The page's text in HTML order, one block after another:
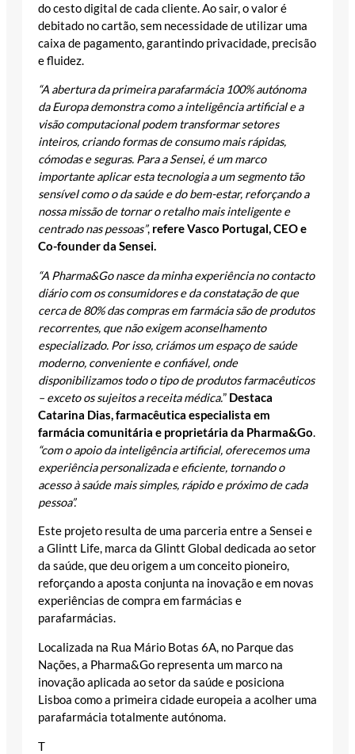
do cesto digital de cada cliente. Ao sair, o valor é
debitado no cartão, sem necessidade de utilizar uma
caixa de pagamento, garantindo privacidade, precisão
e fluidez.
“A abertura da primeira parafarmácia 100% autónoma
da Europa demonstra como a inteligência artificial e a
visão computacional podem transformar setores
inteiros, criando formas de consumo mais rápidas,
cómodas e seguras. Para a Sensei, é um marco
importante aplicar esta tecnologia a um segmento tão
sensível como o da saúde e do bem-estar, reforçando a
nossa missão de tornar o retalho mais inteligente e
centrado nas pessoas”, refere Vasco Portugal, CEO e
Co-founder da Sensei.
“A Pharma&Go nasce da minha experiência no contacto
diário com os consumidores e da constatação de que
cerca de 80% das compras em farmácia são de produtos
recorrentes, que não exigem aconselhamento
especializado. Por isso, criámos um espaço de saúde
moderno, conveniente e confiável, onde
disponibilizamos todo o tipo de produtos farmacêuticos
– exceto os sujeitos a receita médica.” Destaca
Catarina Dias, farmacêutica especialista em
farmácia comunitária e proprietária da Pharma&Go.
“com o apoio da inteligência artificial, oferecemos uma
experiência personalizada e eficiente, tornando o
acesso à saúde mais simples, rápido e próximo de cada
pessoa”.
Este projeto resulta de uma parceria entre a Sensei e
a Glintt Life, marca da Glintt Global dedicada ao setor
da saúde, que deu origem a um conceito pioneiro,
reforçando a aposta conjunta na inovação e em novas
experiências de compra em farmácias e
parafarmácias.
Localizada na Rua Mário Botas 6A, no Parque das
Nações, a Pharma&Go representa um marco na
inovação aplicada ao setor da saúde e posiciona
Lisboa como a primeira cidade europeia a acolher uma
parafarmácia totalmente autónoma.
T